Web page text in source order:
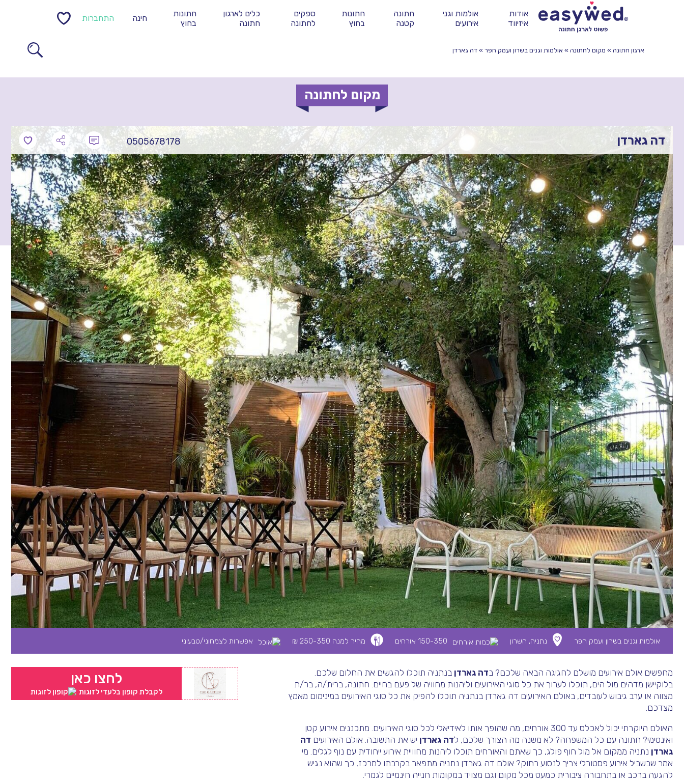
אודות
איזיווד
אולמות וגני
אירועים
חתונה
קטנה
חתונות
בחוץ
ספקים
לחתונה
כלים לארגון
חתונה
חתונות
בחוץ
חינה התחברות
ארגון חתונה » מקום לחתונה » אולמות וגנים בשרון ועמק חפר »דה גארדן
מקום לחתונה
דה גארדן 0505678178
אולמות וגנים בשרון ועמק חפר נתניה, השרון 150-350 אורחים מחיר למנה 250-350 ₪ אפשרות לצמחוני/טבעוני
מחפשים אולם אירועים מושלם לחגיגה הבאה שלכם? בדה גארדן בנתניה תוכלו להגשים את החלום שלכם.
בלוקיישן מדהים מול הים, תוכלו לערוך את כל סוגי האירועים וליהנות מחוויה של פעם בחיים. חתונה, ברית/ה, בר/ת
מצווה או ערב גיבוש לעובדים, באולם האירועים דה גארדן בנתניה תוכלו להפיק את כל סוגי האירועים במינימום מאמץ
מצדכם.
האולם היוקרתי יכול לאכלס עד 300 אורחים, מה שהופך אותו לאידיאלי לכל סוגי האירועים. מתכננים אירוע קטן
ואינטימי? חתונה עם כל המשפחה? לא משנה מה הצורך שלכם, לדה גארדן יש את התשובה. אולם האירועים דה
גארדן נתניה ממקום אל מול חוף פולג, כך שאתם והאורחים תוכלו ליהנות מחוויית אירוע ייחודית עם נוף לגלים. מי
אמר שבשביל אירוע פסטורלי צריך לנסוע רחוק? אולם דה גארדן נתניה מתפאר בקרבתו למרכז, כך שהוא נגיש
להגעה ברכב או בתחבורה ציבורית כמעט מכל מקום וגם מצויד במקומות חנייה חינמיים לגמרי.
לחצו כאן
לקבלת קופון בלעדי לזוגות